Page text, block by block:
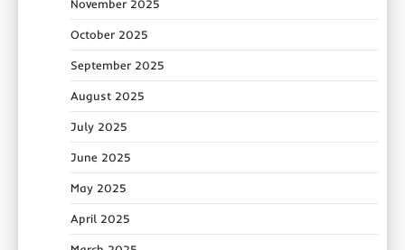
November 2025
October 2025
September 2025
August 2025
July 2025
June 2025
May 2025
April 2025